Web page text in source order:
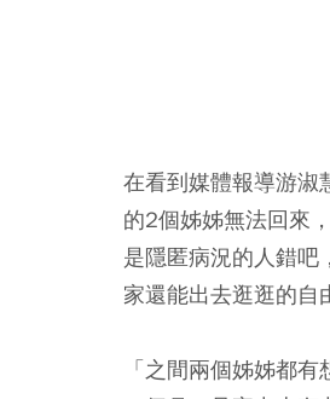
在看到媒體報導游淑
的2個姊姊無法回來
是隱匿病況的人錯吧
家還能出去逛逛的自
「之間兩個姊姊都